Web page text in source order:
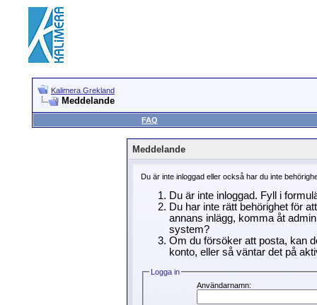
Kalimera Grekland
Meddelande
FAQ
Meddelande
Du är inte inloggad eller också har du inte
Du är inte inloggad. Fyll i
Du har inte rätt behörighet för
annans inlägg, komma åt
system?
Om du försöker att posta, kan
konto, eller så väntar det på
Logga in
Användarnamn: